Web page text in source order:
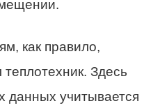
как правило,
Здесь
данных учитывается